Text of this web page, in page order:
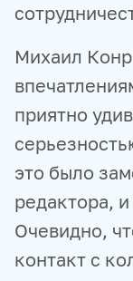
Михаил
приятно
это было
редактора,
Очевидно,
контакт с